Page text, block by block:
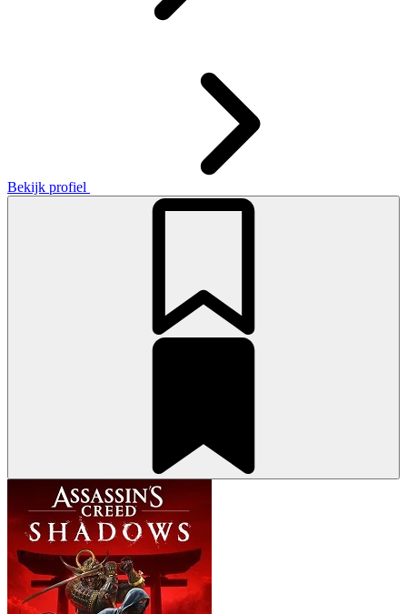
Bekijk profiel